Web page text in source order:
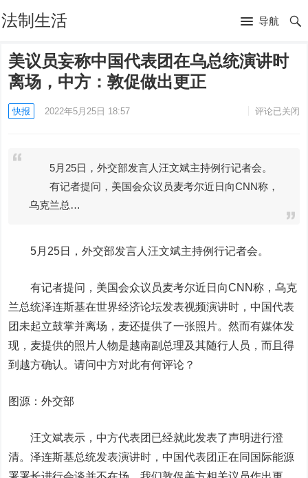
法制生活 导航
美议员妄称中国代表团在乌总统演讲时
离场，中方：敦促做出更正
快报 2022年5月25日 18:57 评论已关闭
5月25日，外交部发言人汪文斌主持例行记者会。
有记者提问，美国会众议员麦考尔近日向CNN称，
乌克兰总…
5月25日，外交部发言人汪文斌主持例行记者会。
有记者提问，美国会众议员麦考尔近日向CNN称，乌克
兰总统泽连斯基在世界经济论坛发表视频演讲时，中国代表
团未起立鼓掌并离场，麦还提供了一张照片。然而有媒体发
现，麦提供的照片人物是越南副总理及其随行人员，而且得
到越方确认。请问中方对此有何评论？
图源：外交部
汪文斌表示，中方代表团已经就此发表了声明进行澄
清。泽连斯基总统发表演讲时，中国代表团正在同国际能源